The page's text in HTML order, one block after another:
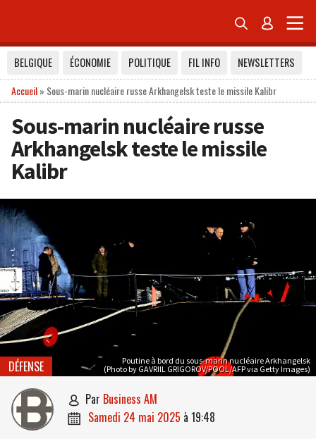
 
BELGIQUE ÉCONOMIE POLITIQUE FIL INFO
NEWSLETTERS
Accueil» Sous-marin nucléaire russe Arkhangelsk teste le missile Kalibr
Sous-marin nucléaire russe
Arkhangelsk teste le missile
Kalibr
Poutine à bord du sous-marin nucléaire Arkhangelsk
(Photo by GAVRIIL GRIGOROV/POOL/AFP via Getty Images)
DÉFENSE
 par Business AM
 samedi 24 mai 2025 à 19:48